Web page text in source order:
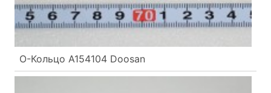
О-Кольцо A154104 Doosan